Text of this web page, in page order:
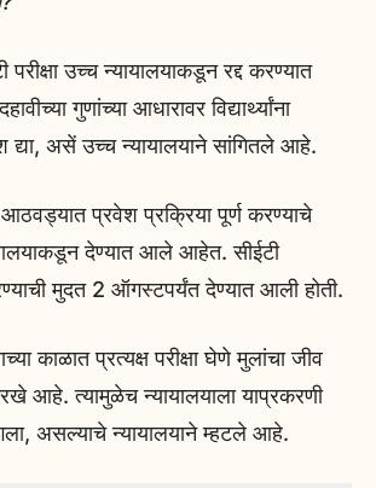
परीक्षा उच्च न्यायालयाकडून रद्द करण्यात
गुणांच्या आधारावर विद्यार्थ्यांना
द्या, असें उच्च न्यायालयाने सांगितले आहे.
आठवड्यात प्रवेश प्रक्रिया पूर्ण करण्याचे
देण्यात आले आहेत. सीईटी
मुदत 2 ऑगस्टपर्यंत देण्यात आली होती.
काळात प्रत्यक्ष परीक्षा घेणे मुलांचा जीव
आहे. त्यामुळेच न्यायालयाला याप्रकरणी
असल्याचे न्यायालयाने म्हटले आहे.